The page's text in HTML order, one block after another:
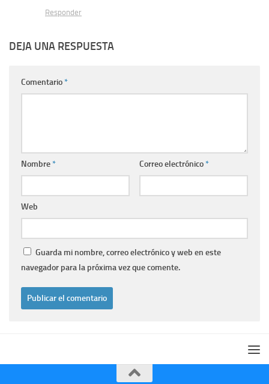
Responder
DEJA UNA RESPUESTA
Comentario*
Nombre* Correo electrónico*
Web
Guarda mi nombre, correo electrónico y web en este
navegador para la próxima vez que comente.